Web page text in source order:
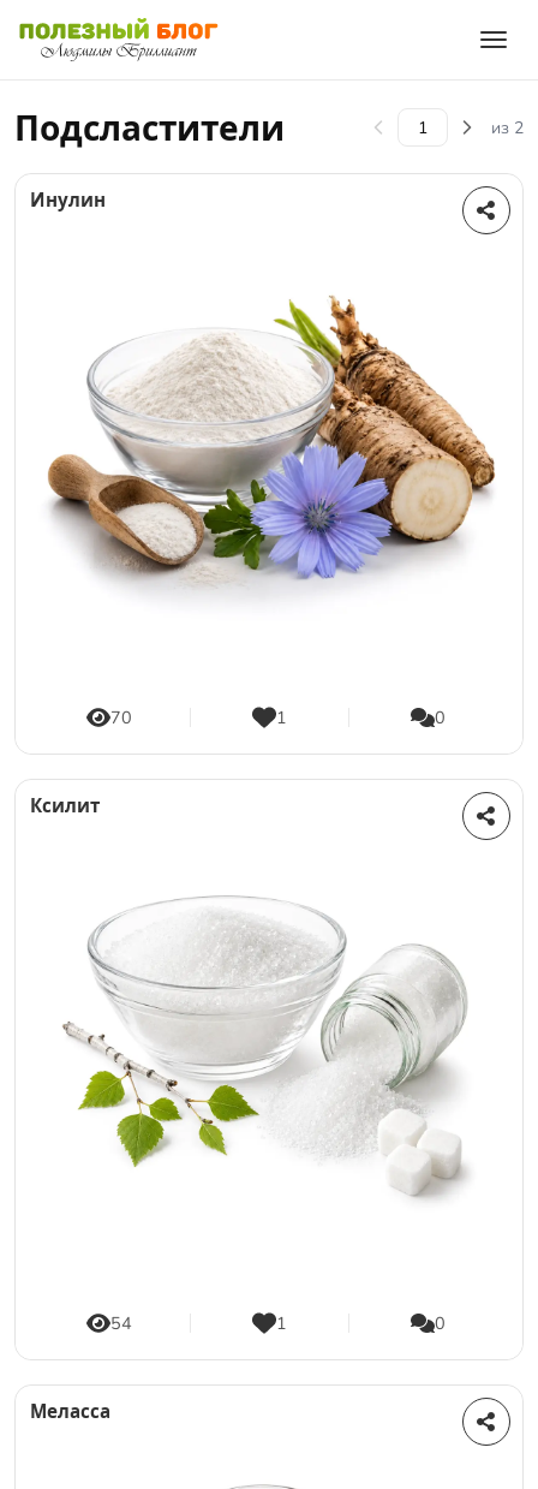
Подсластители из 2
Инулин
70 1 0
Ксилит
54 1 0
Меласса